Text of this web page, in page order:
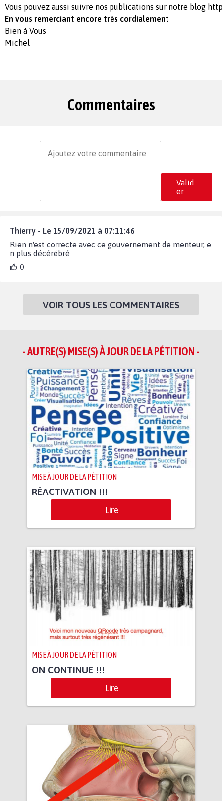
Vous pouvez aussi suivre nos publications sur notre blog
En vous remerciant encore très cordialement
Bien à Vous
Michel
Commentaires
Valid
er
Thierry - Le 15/09/2021 à 07:11:46
Rien n'est correcte avec ce gouvernement de menteur, e
n plus décérébré
0
VOIR TOUS LES COMMENTAIRES
- AUTRE(S) MISE(S) À JOUR DE LA PÉTITION -
MISE À JOUR DE LA PÉTITION
RÉACTIVATION !!!
Lire
MISE À JOUR DE LA PÉTITION
ON CONTINUE !!!
Lire